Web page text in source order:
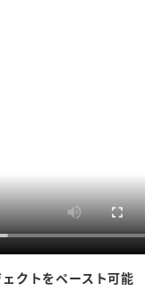
クトをペースト可能